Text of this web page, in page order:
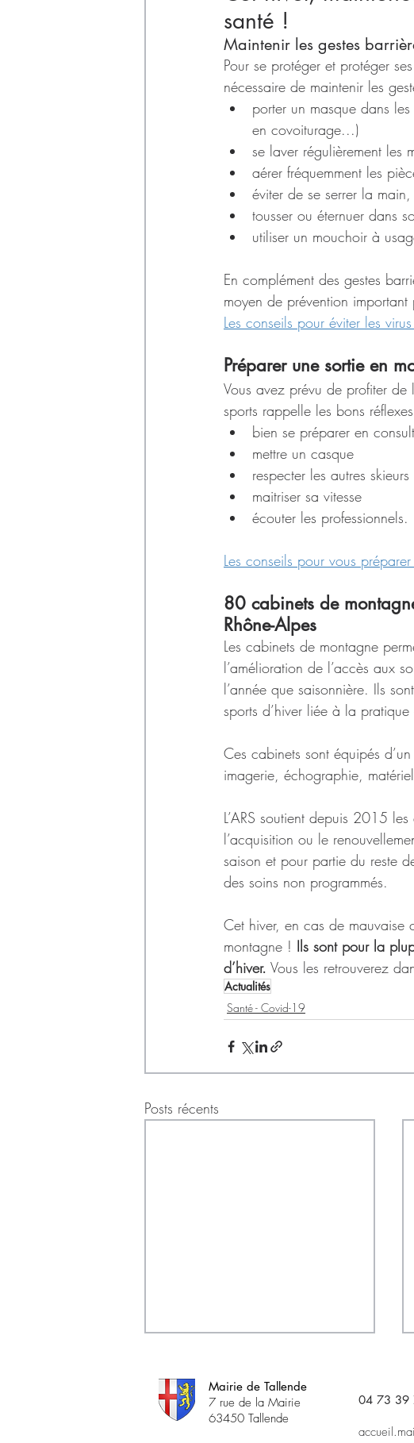
santé !
Maintenir les gestes
Pour se protéger et protéger
nécessaire de maintenir les
porter un masque dans
en covoiturage...)
se laver régulièrement les
aérer fréquemment les
éviter de se serrer la
tousser ou éternuer dans
utiliser un mouchoir à
En complément des gestes
moyen de prévention
Les conseils pour éviter les
Préparer une sortie en
Vous avez prévu de profiter de
sports rappelle les bons
bien se préparer en
mettre un casque
respecter les autres skieurs
maitriser sa vitesse
écouter les professionnels.
Les conseils pour vous
80 cabinets de
Rhône-Alpes
Les cabinets de montagne
l’amélioration de l’accès aux
l’année que saisonnière. Ils
sports d’hiver liée à la
Ces cabinets sont équipés
imagerie, échographie,
L’ARS soutient depuis 2015
l’acquisition ou le
saison et pour partie du reste
des soins non programmés.
Cet hiver, en cas de mauvaise
montagne ! Ils sont pour la
d’hiver. Vous les retrouverez
Actualités
Santé - Covid-19
Posts récents
Mairie de Tallende
7 rue de la Mairie
63450 Tallende
04 73 39